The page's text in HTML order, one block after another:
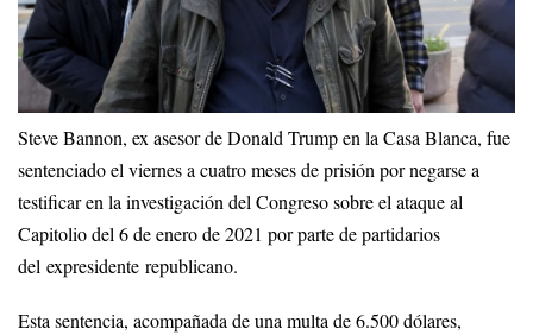
Steve Bannon, ex asesor de Donald Trump en la Casa Blanca, fue
sentenciado el viernes a cuatro meses de prisión por negarse a
testificar en la investigación del Congreso sobre el ataque al
Capitolio del 6 de enero de 2021 por parte de partidarios
del expresidente republicano.
Esta sentencia, acompañada de una multa de 6.500 dólares,